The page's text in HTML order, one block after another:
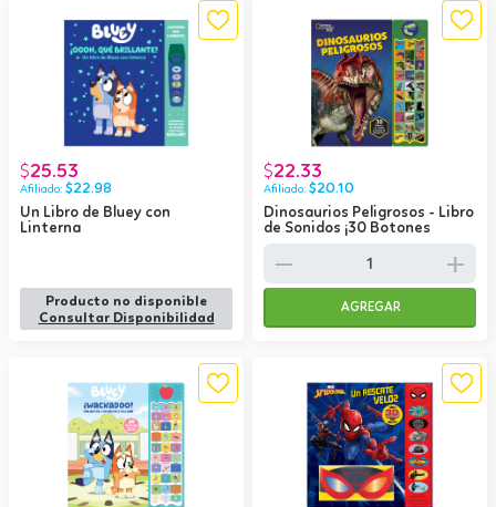
Un Libro de Bluey con
Linterna
$25.53
$22.98
Producto no disponible
Consultar Disponibilidad
Dinosaurios Peligrosos - Libro
de Sonidos ¡30 Botones
$22.33
$20.10
remove add
AGREGAR